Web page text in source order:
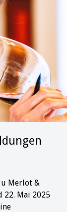
Merlot &
22. Mai 2025